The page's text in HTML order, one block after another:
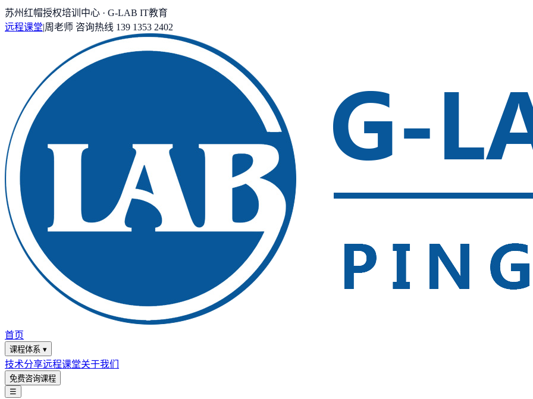
苏州红帽授权培训中心 · G-LAB IT教育
远程课堂|周老师 咨询热线 139 1353 2402
首页
课程体系 ▾
技术分享远程课堂关于我们
免费咨询课程
☰